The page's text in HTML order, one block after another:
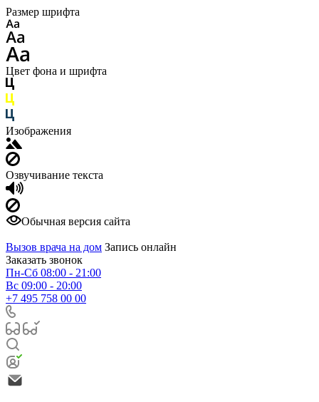
Размер шрифта
Цвет фона и шрифта
Изображения
Озвучивание текста
Обычная версия сайта
Вызов врача на дом Запись онлайн
Заказать звонок
Пн-Сб 08:00 - 21:00
Вс 09:00 - 20:00
+7 495 758 00 00